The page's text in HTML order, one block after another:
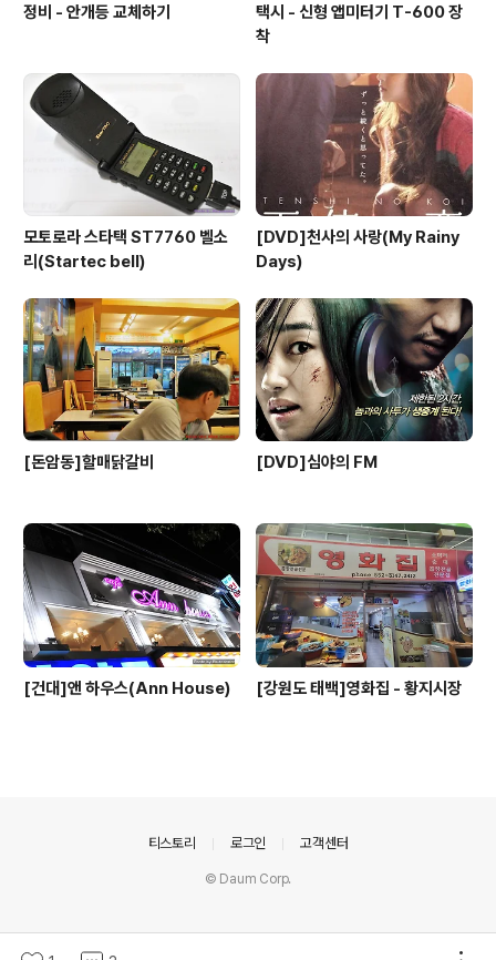
정비 - 안개등 교체하기
택시 - 신형 앱미터기 T-600 장
착
모토로라 스타택 ST7760 벨소
리(Startec bell)
[DVD]천사의 사랑(My Rainy
Days)
[돈암동]할매닭갈비 [DVD]심야의 FM
[건대]앤 하우스(Ann House) [강원도 태백]영화집 - 황지시장
티스토리 로그인 고객센터
© Daum Corp.